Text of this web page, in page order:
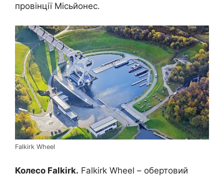
провінції Місьйонес.
Falkirk Wheel
Колесо Falkirk. Falkirk Wheel – обертовий